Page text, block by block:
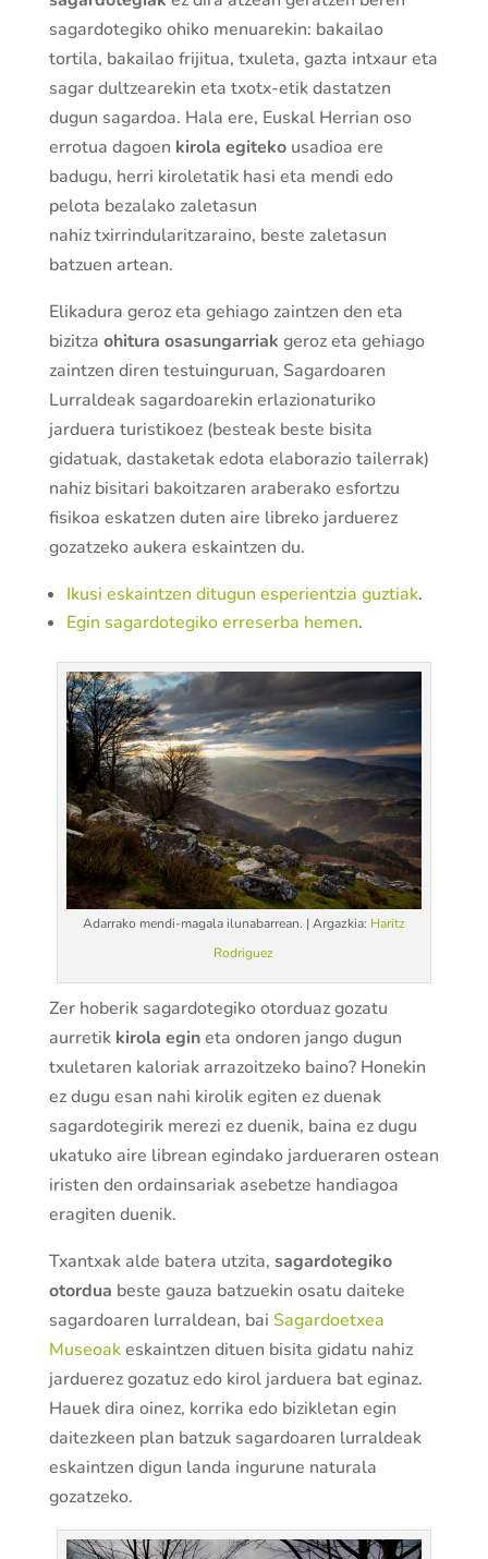
sagardotegiko ohiko menuarekin: bakailao
tortila, bakailao frijitua, txuleta, gazta intxaur eta
sagar dultzearekin eta txotx-etik dastatzen
dugun sagardoa. Hala ere, Euskal Herrian oso
errotua dagoen kirola egitekousadioa ere
badugu, herri kiroletatik hasi eta mendi edo
pelota bezalako zaletasun
nahiz txirrindularitzaraino, beste zaletasun
batzuen artean.
Elikadura geroz eta gehiago zaintzen den eta
bizitza ohitura osasungarriak geroz eta gehiago
zaintzen diren testuinguruan, Sagardoaren
Lurraldeak sagardoarekin erlazionaturiko
jarduera turistikoez (besteak beste bisita
gidatuak, dastaketak edota elaborazio tailerrak)
nahiz bisitari bakoitzaren araberako esfortzu
fisikoa eskatzen duten aire libreko jarduerez
gozatzeko aukera eskaintzen du.
Ikusi eskaintzen ditugun esperientzia guztiak.
Egin sagardotegiko erreserba hemen.
Adarrako mendi-magala ilunabarrean. | Argazkia: Haritz
Rodriguez
Zer hoberik sagardotegiko otorduaz gozatu
aurretik kirola egineta ondoren jango dugun
txuletaren kaloriak arrazoitzeko baino? Honekin
ez dugu esan nahi kirolik egiten ez duenak
sagardotegirik merezi ez duenik, baina ez dugu
ukatuko aire librean egindako jardueraren ostean
iristen den ordainsariak asebetze handiagoa
eragiten duenik.
Txantxak alde batera utzita, sagardotegiko
otordua beste gauza batzuekin osatu daiteke
sagardoaren lurraldean, bai Sagardoetxea
Museoakeskaintzen dituen bisita gidatu nahiz
jarduerez gozatuz edo kirol jarduera bat eginaz.
Hauek dira oinez, korrika edo bizikletan egin
daitezkeen plan batzuk sagardoaren lurraldeak
eskaintzen digun landa ingurune naturala
gozatzeko.